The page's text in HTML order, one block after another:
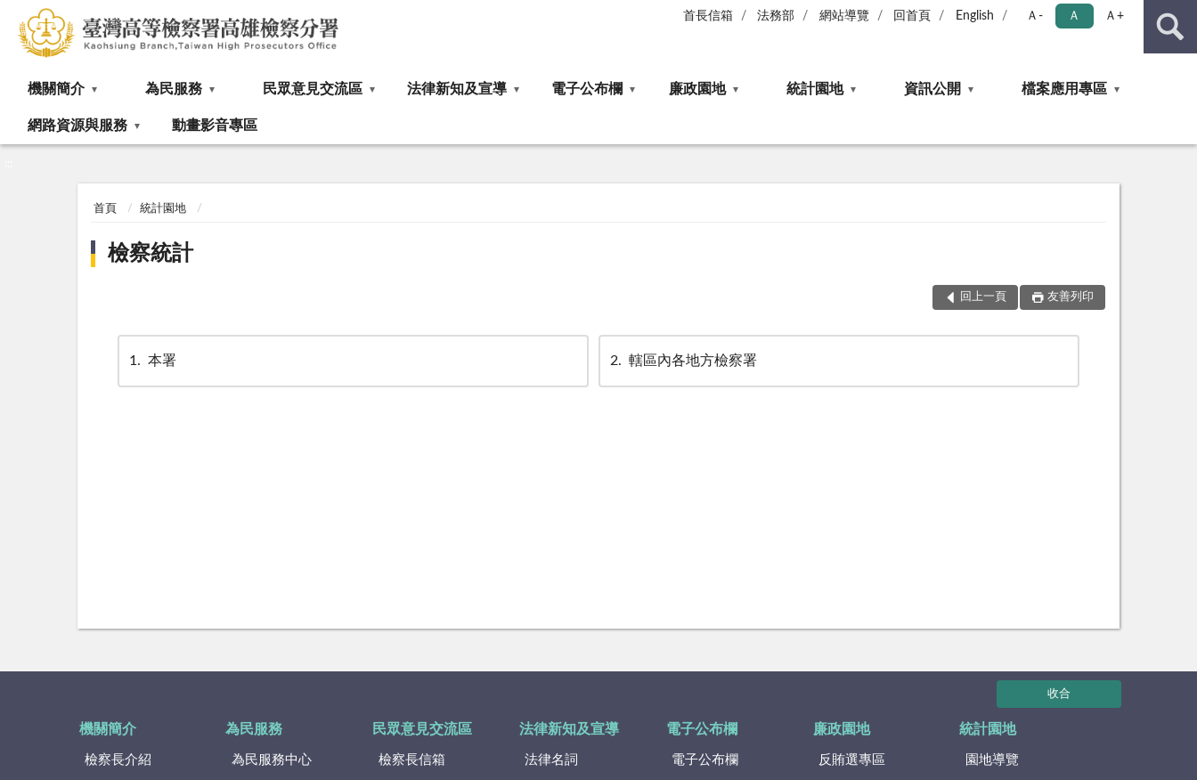
首長信箱 法務部 網站導覽 回首頁 English Ａ- Ａ Ａ+
機關簡介 為民服務 民眾意見交流區 法律新知及宣導 電子公布欄 廉政園地 統計園地 資訊公開 檔案應用專區
網路資源與服務 動畫影音專區
首頁 統計園地
檢察統計
回上一頁 友善列印
1 本署 2 轄區內各地方檢察署
收合
機關簡介
檢察長介紹
為民服務
為民服務中心
民眾意見交流區
檢察長信箱
法律新知及宣導
法律名詞
電子公布欄
電子公布欄
廉政園地
反賄選專區
統計園地
園地導覽